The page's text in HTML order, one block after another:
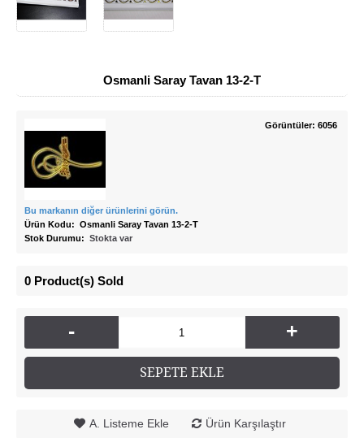
Osmanli Saray Tavan 13-2-T
Görüntüler: 6056
Bu markanın diğer ürünlerini görün.
Ürün Kodu: Osmanli Saray Tavan 13-2-T
Stok Durumu: Stokta var
0 Product(s) Sold
- +
SEPETE EKLE
A. Listeme Ekle Ürün Karşılaştır